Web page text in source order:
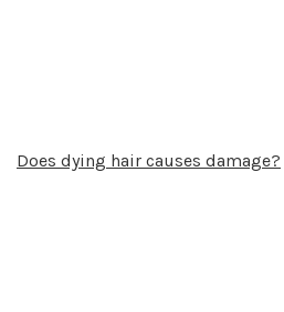
Does dying hair causes damage?